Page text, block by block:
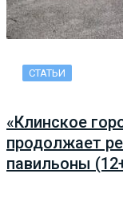
СТАТЬИ
«Клинское
продолжает
павильоны